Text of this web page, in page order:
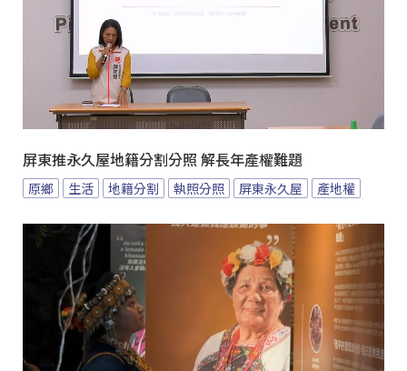
屏東推永久屋地籍分割分照 解長年產權難題
原鄉 生活 地籍分割 執照分照 屏東永久屋 產地權